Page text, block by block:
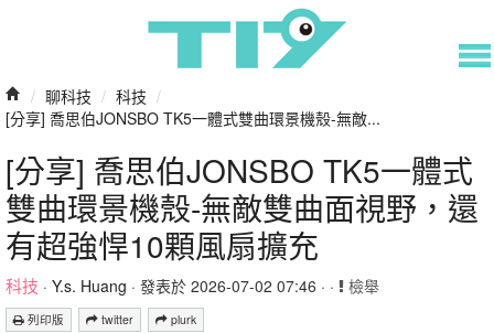
/ 聊科技 / 科技 /
[分享] 喬思伯JONSBO TK5一體式雙曲環景機殼-無敵...
[分享] 喬思伯JONSBO TK5一體式
雙曲環景機殼-無敵雙曲面視野，還
有超強悍10顆風扇擴充
科技 · Y.s. Huang · 發表於 2026-07-02 07:46 · · 檢舉
列印版 twitter plurk